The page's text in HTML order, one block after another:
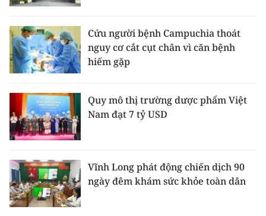
Cứu người bệnh Campuchia thoát
nguy cơ cắt cụt chân vì căn bệnh
hiếm gặp
Quy mô thị trường dược phẩm Việt
Nam đạt 7 tỷ USD
Vĩnh Long phát động chiến dịch 90
ngày đêm khám sức khỏe toàn dân